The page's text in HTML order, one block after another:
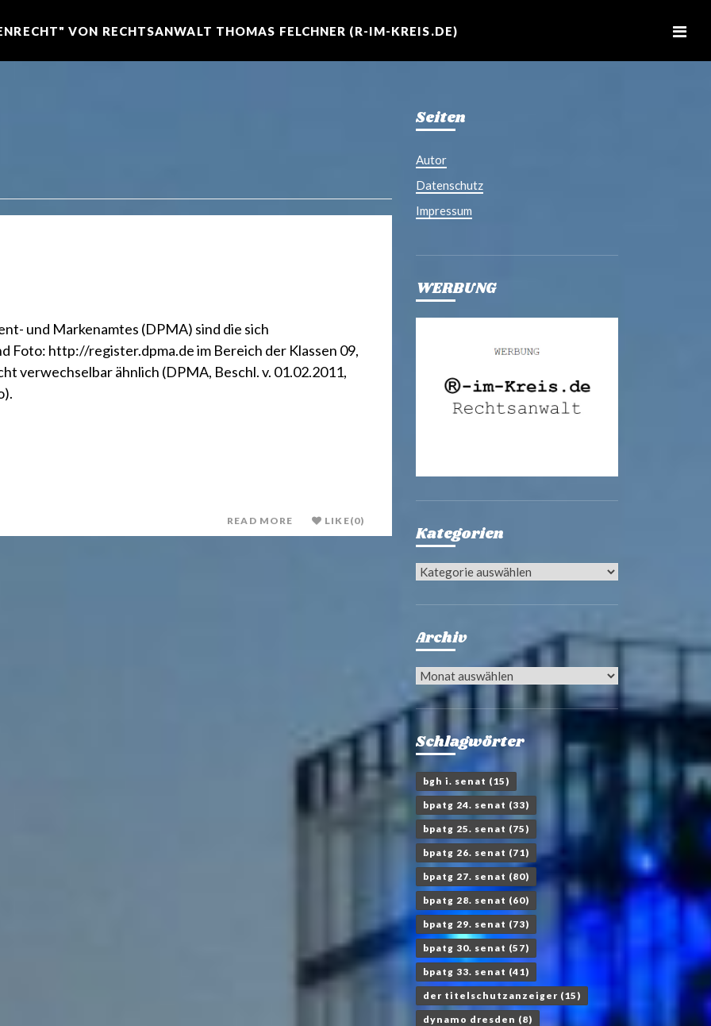
VON RECHTSANWALT THOMAS FELCHNER (R-IM-KREIS.DE)
und Markenamtes (DPMA) sind die sich
Foto: http://register.dpma.de im Bereich der Klassen 09,
verwechselbar ähnlich (DPMA, Beschl. v. 01.02.2011,
READ MORE LIKE(0)
Seiten
Autor
Datenschutz
Impressum
WERBUNG
Kategorien
Kategorien
Archiv
Archiv
Schlagwörter
bgh i. senat (15)
bpatg 24. senat (33)
bpatg 25. senat (75)
bpatg 26. senat (71)
bpatg 27. senat (80)
bpatg 28. senat (60)
bpatg 29. senat (73)
bpatg 30. senat (57)
bpatg 33. senat (41)
der titelschutzanzeiger (15)
dynamo dresden (8)